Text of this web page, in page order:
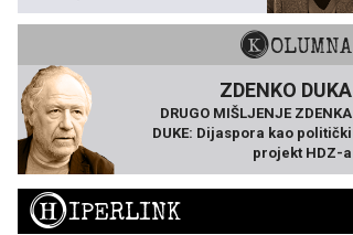
KOLUMNA
ZDENKO DUKA
DRUGO MIŠLJENJE ZDENKA
DUKE: Dijaspora kao politički
projekt HDZ-a
HIPERLINK